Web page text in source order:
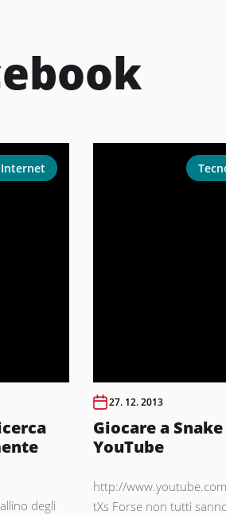
Internet
degli
27. 12. 2013
Giocare a
YouTube
http://
tXs Forse non tutti